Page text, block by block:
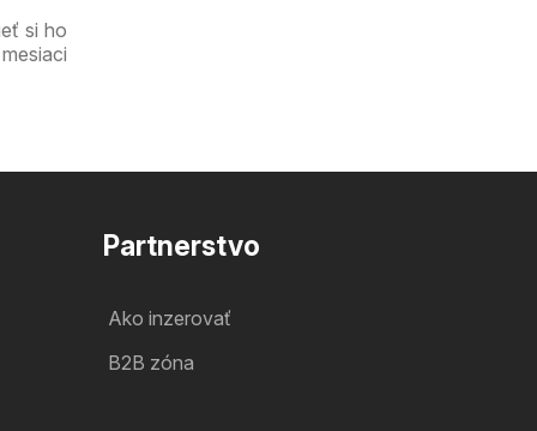
si ho
Partnerstvo
Ako inzerovať
B2B zóna